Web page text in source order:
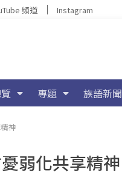
頻道 Instagram
專題 族語新聞
神
弱化共享精神